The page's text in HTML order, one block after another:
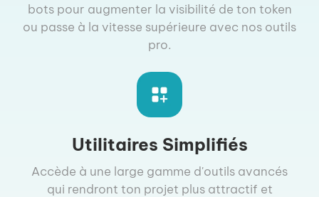
bots pour augmenter la visibilité de ton token
ou passe à la vitesse supérieure avec nos outils
pro.
Utilitaires Simplifiés
Accède à une large gamme d'outils avancés
qui rendront ton projet plus attractif et